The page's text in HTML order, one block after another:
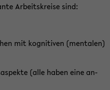
Ar­beits­krei­se sind:
mit ko­gni­ti­ven (men­ta­len)
(alle haben eine an­